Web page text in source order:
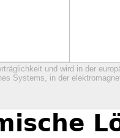
und wird in der
Systems, in der